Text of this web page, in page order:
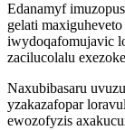
Edanamyf
gelati
iwydoqafomujavic
zacilucolalu
Naxubibasaru
yzakazafopar
ewozofyzis